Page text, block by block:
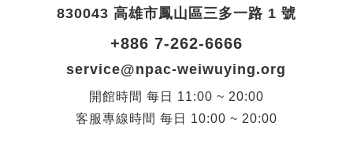
830043 高雄市鳳山區三多一路 1 號
+886 7-262-6666
service@npac-weiwuying.org
開館時間 每日
11:00 ~ 20:00
客服專線時間 每日 10:00 ~ 20:00